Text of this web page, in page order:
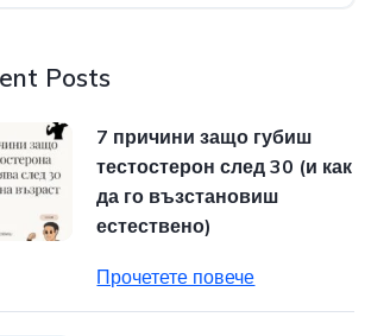
Posts
7 причини защо губиш
тестостерон след 30 (и как
да го възстановиш
естествено)
Прочетете повече